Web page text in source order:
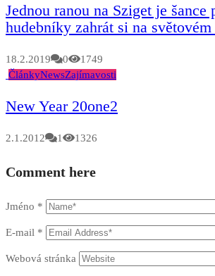
Jednou ranou na Sziget je šance
hudebníky zahrát si na
18.2.2019 0
1749
ČlánkyNewsZajímavosti
New Year 20one2
2.1.2012 1 1326
Comment here
Jméno *
E-mail *
Webová stránka